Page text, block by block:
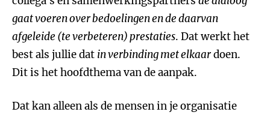
gaat voeren over bedoelingen en de daarvan
afgeleide (te verbeteren) prestaties. Dat werkt het
best als jullie dat in verbinding met elkaardoen.
Dit is het hoofdthema van de aanpak.
Dat kan alleen als de mensen in je organisatie